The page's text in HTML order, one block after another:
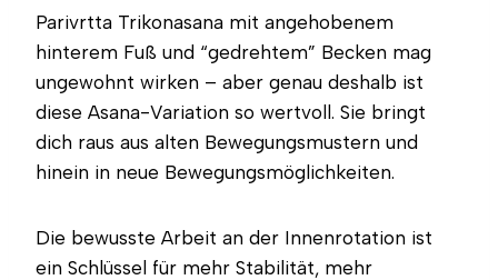
Parivrtta Trikonasana mit angehobenem
hinterem Fuß und “gedrehtem” Becken mag
ungewohnt wirken – aber genau deshalb ist
diese Asana-Variation so wertvoll. Sie bringt
dich raus aus alten Bewegungsmustern und
hinein in neue Bewegungsmöglichkeiten.
Die bewusste Arbeit an der Innenrotation ist
ein Schlüssel für mehr Stabilität, mehr